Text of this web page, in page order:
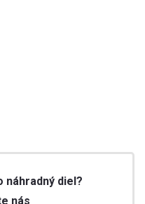
náhradný diel?
nás